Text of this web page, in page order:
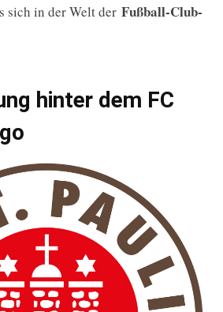
sich in der Welt der Fußball-Club-
hinter dem FC